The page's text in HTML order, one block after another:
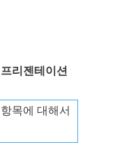
프리젠테이션
목에 대해서